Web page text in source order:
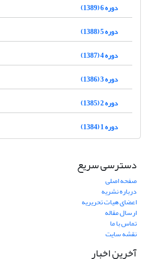
دوره 6 (1389)
دوره 5 (1388)
دوره 4 (1387)
دوره 3 (1386)
دوره 2 (1385)
دوره 1 (1384)
دسترسی سریع
صفحه اصلی
درباره نشریه
اعضای هیات تحریریه
ارسال مقاله
تماس با ما
نقشه سایت
آخرین اخبار